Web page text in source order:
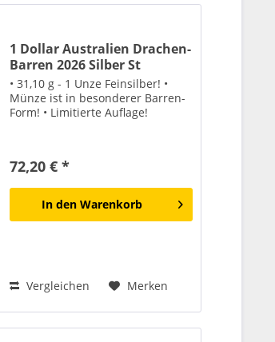
1 Dollar Australien Drachen-
Barren 2026 Silber St
• 31,10 g - 1 Unze Feinsilber! •
Münze ist in besonderer Barren-
Form! • Limitierte Auflage!
72,20 € *
In den Warenkorb
Vergleichen Merken